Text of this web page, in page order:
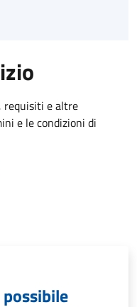
requisiti e altre
e le condizioni di